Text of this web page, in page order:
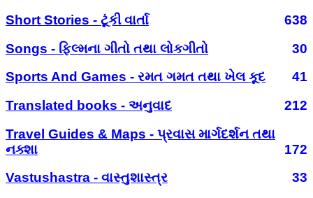
Short Stories - ટૂંકી વાર્તા
638
Songs - ફિલ્મના ગીતો તથા લોકગીતો
30
Sports And Games - રમત ગમત તથા ખેલ કૂદ
41
Translated books - અનુવાદ
212
Travel Guides & Maps - પ્રવાસ માર્ગદર્શન તથા
નક્શા
172
Vastushastra - વાસ્તુશાસ્ત્ર
33